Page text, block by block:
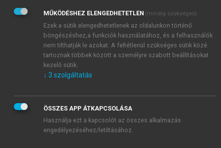
Adatkezelési tájékoztatóbanfoglaltakat tudomásul
veszem és elfogadom.
Általános vásárlási feltételeket, valamint a szotar.netés a
mersz.huoldalak licencszerződéseiben foglaltakat
tudomásul veszem és elfogadom.
KIPRÓBÁLOM
MŰKÖDÉSHEZ ELENGEDHETETLEN (mindig szükséges)
Ezek a sütik elengedhetetlenek az oldalunkon történő
böngészéshez,a funkciók használatához, és a felhasználók
nem tilthatják le azokat. A feltétlenül szükséges sütik közé
tartoznak többek között a személyre szabott beállításokat
kezelő sütik.
↓ 3 szolgáltatás
ÖSSZES APP ÁTKAPCSOLÁSA
Használja ezt a kapcsolót az összes alkalmazás
engedélyezéséhez/letiltásához.